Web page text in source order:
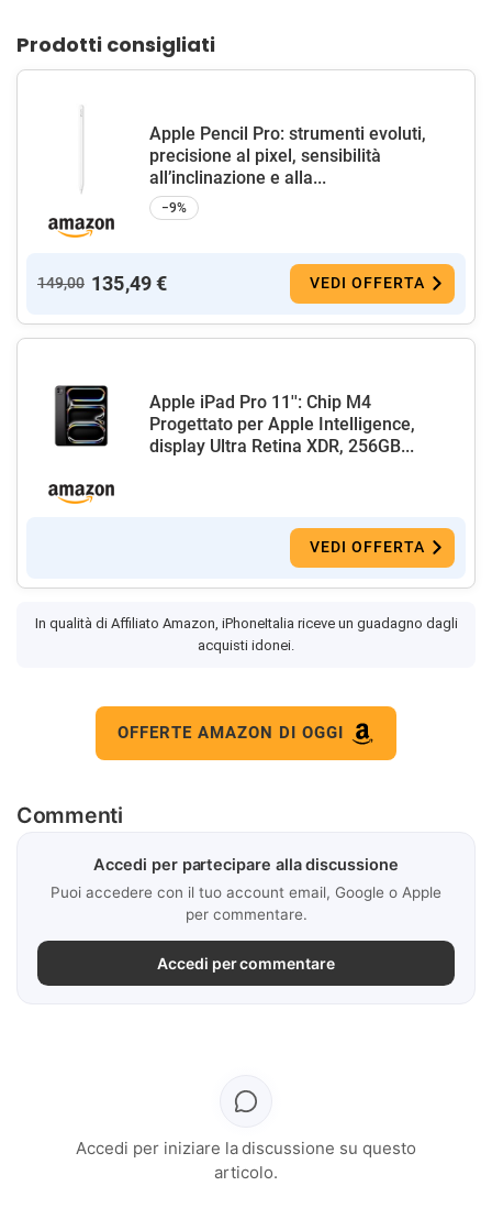
Prodotti consigliati
Apple Pencil Pro: strumenti evoluti,
precisione al pixel, sensibilità
all’inclinazione e alla...
−9%
149,00 135,49 € VEDI OFFERTA
Apple iPad Pro 11'': Chip M4
Progettato per Apple Intelligence,
display Ultra Retina XDR, 256GB...
VEDI OFFERTA
In qualità di Affiliato Amazon, iPhoneItalia riceve un guadagno dagli
acquisti idonei.
OFFERTE AMAZON DI OGGI
Commenti
Accedi per partecipare alla discussione
Puoi accedere con il tuo account email, Google o Apple
per commentare.
Accedi per commentare
Accedi per iniziare la discussione su questo
articolo.